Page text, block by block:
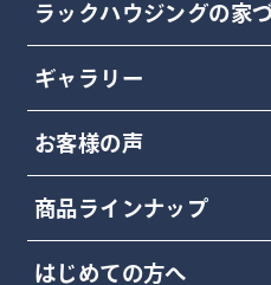
ラックハウジングの家
ギャラリー
お客様の声
商品ラインナップ
はじめての方へ